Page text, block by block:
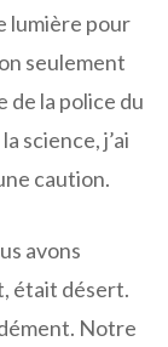
lumière pour
seulement
de la police du
science, j’ai
caution.
avons
était désert.
Notre